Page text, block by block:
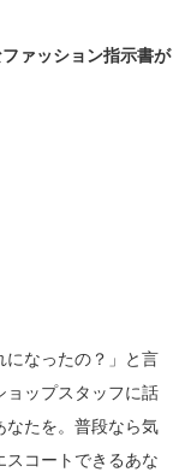
ァッション指示書が
になったの？」と言
ョップスタッフに話
なたを。普段なら気
スコートできるあな